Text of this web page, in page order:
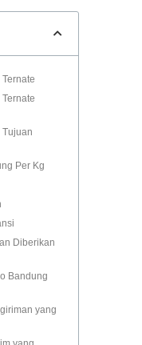
Tujuan
Per Kg
Diberikan
Bandung
yang